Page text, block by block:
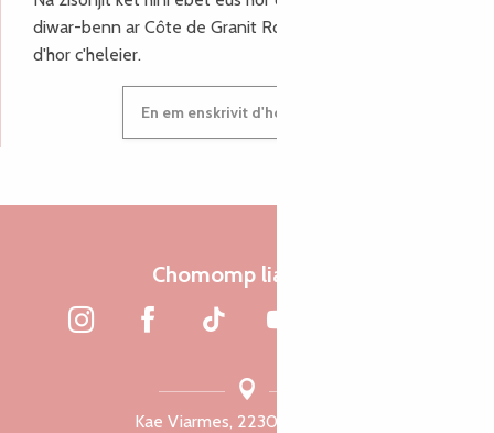
diwar-benn ar Côte de Granit Rose, enskrivit hoc'h anv
d'hor c'heleier.
En em enskrivit d'hor c'heleier
Chomomp liammet
Kae Viarmes, 22300 Lannuon